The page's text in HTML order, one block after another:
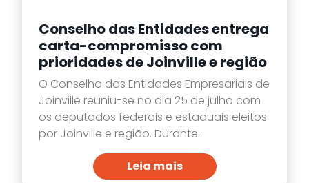
Conselho das Entidades entrega
carta-compromisso com
prioridades de Joinville e região
O Conselho das Entidades Empresariais de
Joinville reuniu-se no dia 25 de julho com
os deputados federais e estaduais eleitos
por Joinville e região. Durante...
Leia mais